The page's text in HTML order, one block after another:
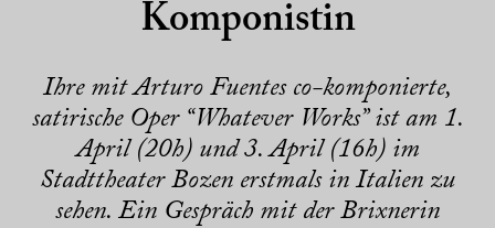
Komponistin
Ihre mit Arturo Fuentes co-komponierte,
satirische Oper “Whatever Works” ist am 1.
April (20h) und 3. April (16h) im
Stadttheater Bozen erstmals in Italien zu
sehen. Ein Gespräch mit der Brixnerin